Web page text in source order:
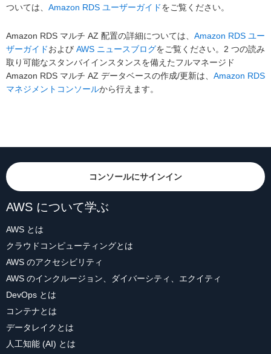
ついては、 Amazon RDS ユーザーガイドをご覧ください。
Amazon RDS マルチ AZ 配置の詳細については、 Amazon RDS ユー
ザーガイドおよび AWS ニュースブログをご覧ください。2 つの読み
取り可能なスタンバイインスタンスを備えたフルマネージド
Amazon RDS マルチ AZ データベースの作成/更新は、 Amazon RDS
マネジメントコンソールから行えます。
コンソールにサインイン
AWS について学ぶ
AWS とは
クラウドコンピューティングとは
AWS のアクセシビリティ
AWS のインクルージョン、ダイバーシティ、エクイティ
DevOps とは
コンテナとは
データレイクとは
人工知能 (AI) とは